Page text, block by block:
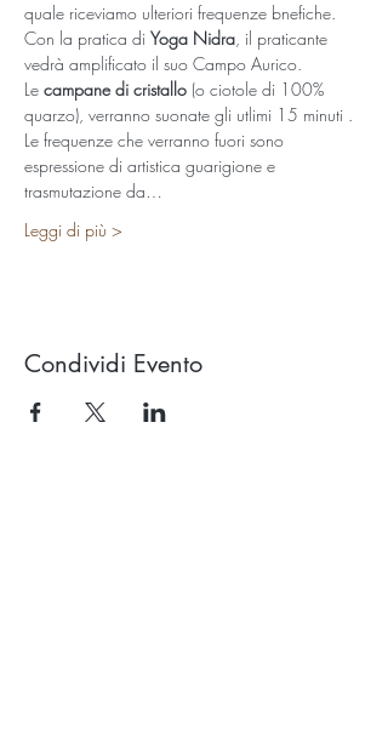
quale riceviamo ulteriori frequenze bnefiche.
Con la pratica di Yoga Nidra, il praticante
vedrà amplificato il suo Campo Aurico.
Le campane di cristallo (o ciotole di 100%
quarzo), verranno suonate gli utlimi 15 minuti .
Le frequenze che verranno fuori sono
espressione di artistica guarigione e
trasmutazione da…
Leggi di più >
Condividi Evento